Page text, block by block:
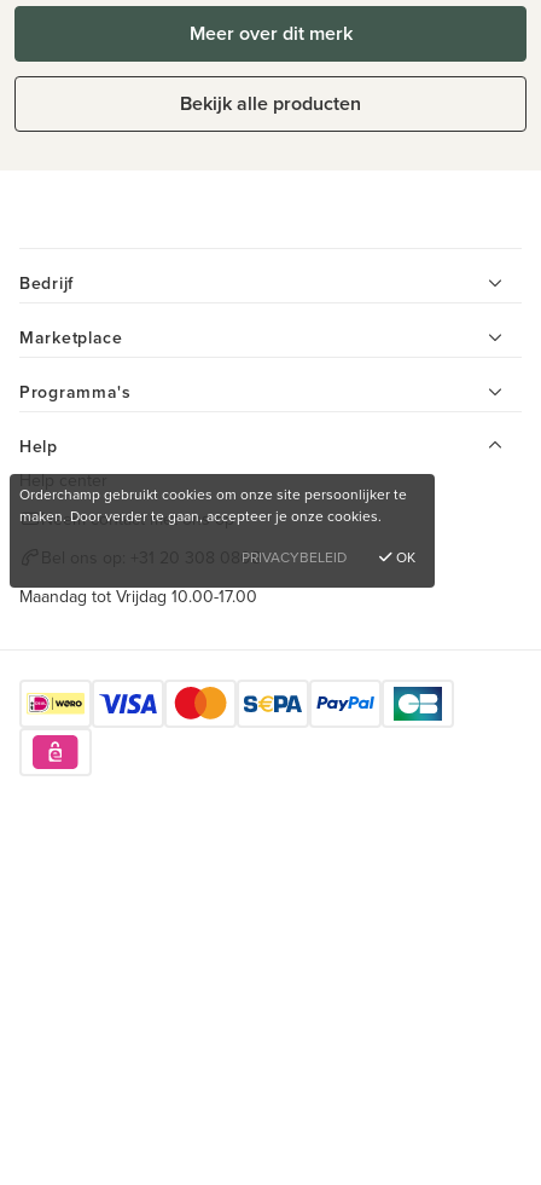
Meer over dit merk
Bekijk alle producten
Bedrijf
Marketplace
Programma's
Help
Help center
Neem contact met ons op
+31 20 308 0808
Maandag tot Vrijdag 10.00-17.00
Orderchamp gebruikt cookies om onze site persoonlijker te
maken. Door verder te gaan, accepteer je onze cookies.
PRIVACYBELEID
OK